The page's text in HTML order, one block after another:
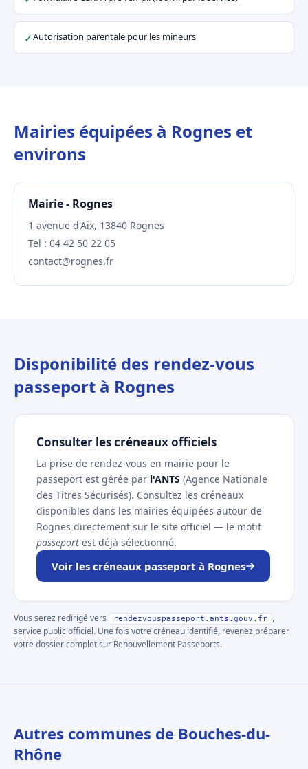
✓Autorisation parentale pour les mineurs
Mairies équipées à Rognes et
environs
Mairie - Rognes
1 avenue d'Aix, 13840 Rognes
Tel : 04 42 50 22 05
contact@rognes.fr
Disponibilité des rendez-vous
passeport à Rognes
Consulter les créneaux officiels
La prise de rendez-vous en mairie pour le
passeport est gérée par l'ANTS (Agence Nationale
des Titres Sécurisés). Consultez les créneaux
disponibles dans les mairies équipées autour de
Rognes directement sur le site officiel — le motif
passeport est déjà sélectionné.
Voir les créneaux passeport à Rognes
Vous serez redirigé vers rendezvouspasseport.ants.gouv.fr
,
service public officiel. Une fois votre créneau identifié, revenez préparer
votre dossier complet sur Renouvellement Passeports.
Autres communes de Bouches-du-
Rhône